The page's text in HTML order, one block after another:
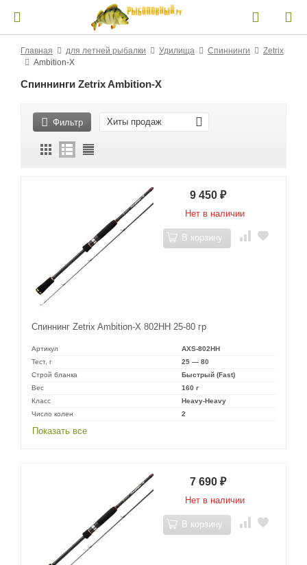
Главная для летней рыбалки Удилища Спиннинги
Zetrix
Ambition-X
Спиннинги Zetrix Ambition-X
Фильтр Хиты продаж
Спиннинг Zetrix Ambition-X 802HH 25-80 гр
Артикул
AXS-802HH
Тест, г
25 — 80
Строй бланка
Быстрый (Fast)
Вес
160 г
Класс
Heavy-Heavy
Число колен
2
Показать все
9 450 ₽
Нет в наличии
В корзину
7 690 ₽
Нет в наличии
В корзину